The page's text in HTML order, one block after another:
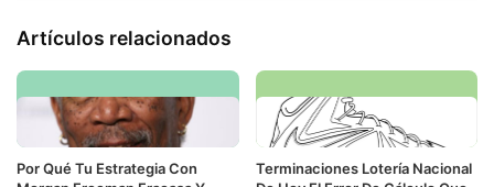
Artículos relacionados
Por Qué Tu Estrategia Con
Terminaciones Lotería Nacional